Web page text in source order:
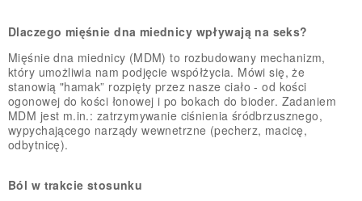
Dlaczego mięśnie dna miednicy wpływają na seks?
Mięśnie dna miednicy (MDM) to rozbudowany mechanizm,
który umożliwia nam podjęcie współżycia. Mówi się, że
stanowią "hamak” rozpięty przez nasze ciało - od kości
ogonowej do kości łonowej i po bokach do bioder. Zadaniem
MDM jest m.in.: zatrzymywanie ciśnienia śródbrzusznego,
wypychającego narządy wewnetrzne (pecherz, macicę,
odbytnicę).
Ból w trakcie stosunku